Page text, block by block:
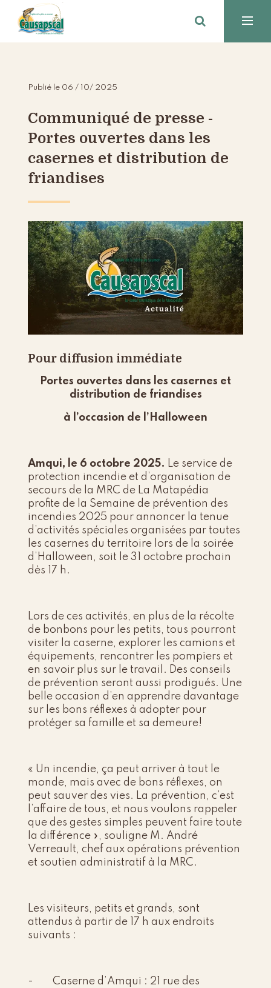
Publié le 06 / 10/ 2025
Communiqué de presse -
Portes ouvertes dans les
casernes et distribution de
friandises
Pour diffusion immédiate
Portes ouvertes dans les casernes et
distribution de friandises
à l’occasion de l’Halloween
Amqui, le 6 octobre 2025. Le service de
protection incendie et d’organisation de
secours de la MRC de La Matapédia
profite de la Semaine de prévention des
incendies 2025 pour annoncer la tenue
d’activités spéciales organisées par toutes
les casernes du territoire lors de la soirée
d’Halloween, soit le 31 octobre prochain
dès 17 h.
Lors de ces activités, en plus de la récolte
de bonbons pour les petits, tous pourront
visiter la caserne, explorer les camions et
équipements, rencontrer les pompiers et
en savoir plus sur le travail. Des conseils
de prévention seront aussi prodigués. Une
belle occasion d’en apprendre davantage
sur les bons réflexes à adopter pour
protéger sa famille et sa demeure!
« Un incendie, ça peut arriver à tout le
monde, mais avec de bons réflexes, on
peut sauver des vies. La prévention, c’est
l’affaire de tous, et nous voulons rappeler
que des gestes simples peuvent faire toute
la différence », souligne M. André
Verreault, chef aux opérations prévention
et soutien administratif à la MRC.
Les visiteurs, petits et grands, sont
attendus à partir de 17 h aux endroits
suivants :
- Caserne d’Amqui : 21 rue des